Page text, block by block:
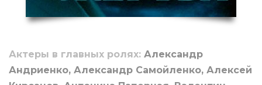
Актеры в главных ролях: Александр
Андриенко, Александр Самойленко, Алексей